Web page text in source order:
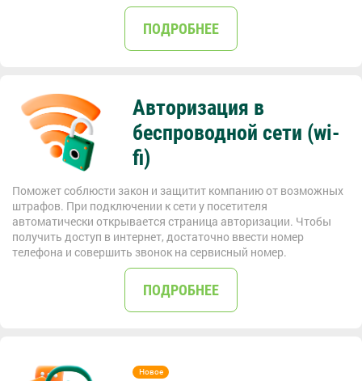
ПОДРОБНЕЕ
Авторизация в
беспроводной сети (wi-
fi)
Поможет соблюсти закон и защитит компанию от возможных
штрафов. При подключении к сети у посетителя
автоматически открывается страница авторизации. Чтобы
получить доступ в интернет, достаточно ввести номер
телефона и совершить звонок на сервисный номер.
ПОДРОБНЕЕ